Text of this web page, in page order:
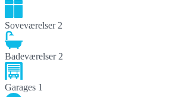
Soveværelser 2
Badeværelser 2
Garages 1